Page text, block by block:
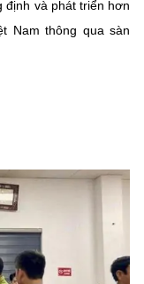
định và phát triển hơn
Nam thông qua sàn